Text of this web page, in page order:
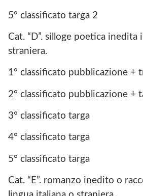
5° classificato targa 2
Cat. “D”. silloge poetica inedita
straniera.
1° classificato pubblicazione +
2° classificato pubblicazione +
3° classificato targa
4° classificato targa
5° classificato targa
Cat. “E”. romanzo inedito o